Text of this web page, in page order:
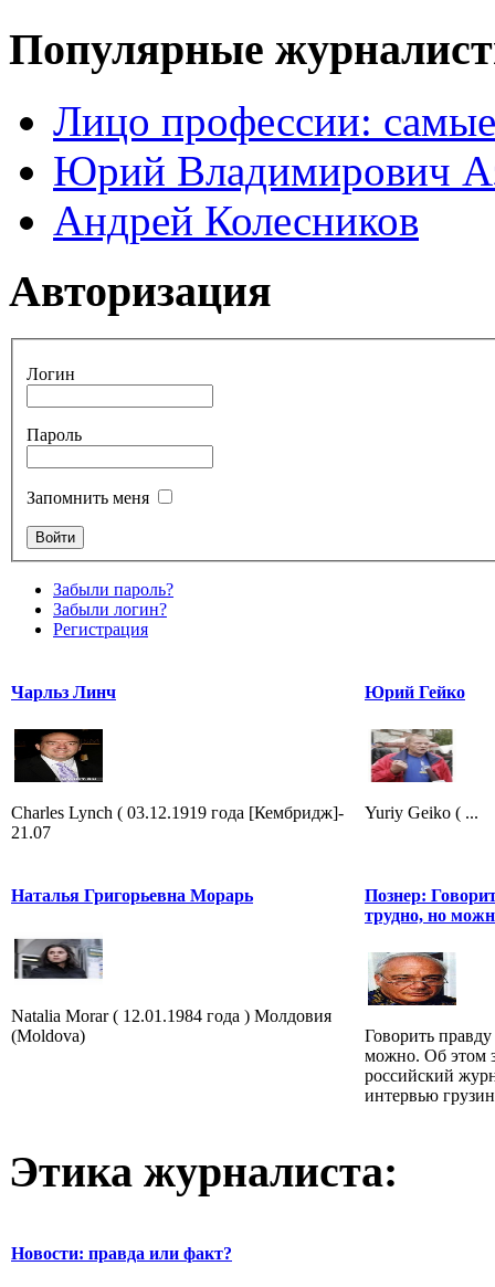
Популярные
Лицо профессии:
Юрий Владимирович
Андрей Колесников
Авторизация
Логин
Пароль
Запомнить меня
Забыли пароль?
Забыли логин?
Регистрация
Чарльз Линч
Charles Lynch ( 03.12.1919 года [Кембридж]-
21.07
Юрий Гейко
Yuriy Geiko ( ...
Наталья Григорьевна Морарь
Natalia Morar ( 12.01.1984 года ) Молдовия
(Moldova)
Познер:
трудно, но
Говорить
можно. Об этом
российский
интервью
Этика журналиста:
Новости: правда или факт?